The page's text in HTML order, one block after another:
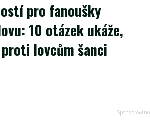
pro fanoušky
10 otázek ukáže,
lovcům šanci